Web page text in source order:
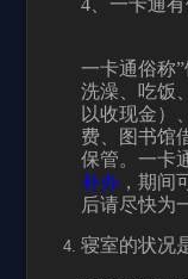
4、一卡通有
一卡通俗称
洗澡、吃饭
以收现金）
费、图书馆
保管。一卡
补办，期间
后请尽快为
寝室的状况